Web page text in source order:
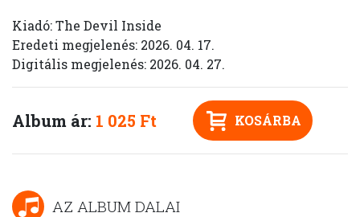
Kiadó: The Devil Inside
Eredeti megjelenés: 2026. 04. 17.
Digitális megjelenés: 2026. 04. 27.
Album ár: 1 025 Ft KOSÁRBA
AZ ALBUM DALAI